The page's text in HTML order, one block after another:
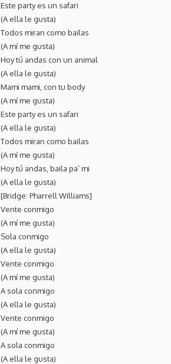
Este party es un safari
(A ella le gusta)
Todos miran como bailas
(A mí me gusta)
Hoy tú andas con un animal
(A ella le gusta)
Mami mami, con tu body
(A mí me gusta)
Este party es un safari
(A ella le gusta)
Todos miran como bailas
(A mí me gusta)
Hoy tú andas, baila pa’ mi
(A ella le gusta)
[Bridge: Pharrell Williams]
Vente conmigo
(A mí me gusta)
Sola conmigo
(A ella le gusta)
Vente conmigo
(A mí me gusta)
A sola conmigo
(A ella le gusta)
Vente conmigo
(A mí me gusta)
A sola conmigo
(A ella le gusta)